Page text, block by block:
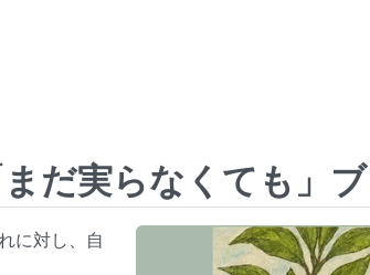
だ実らなくても」
に対し、自